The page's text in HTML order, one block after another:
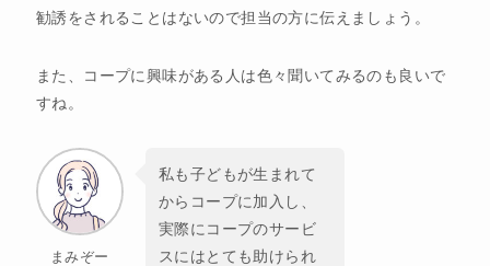
勧誘をされることはないので担当の方に伝えましょう。
また、コープに興味がある人は色々聞いてみるのも良いで
すね。
まみぞー
私も子どもが生まれて
からコープに加入し、
実際にコープのサービ
スにはとても助けられ